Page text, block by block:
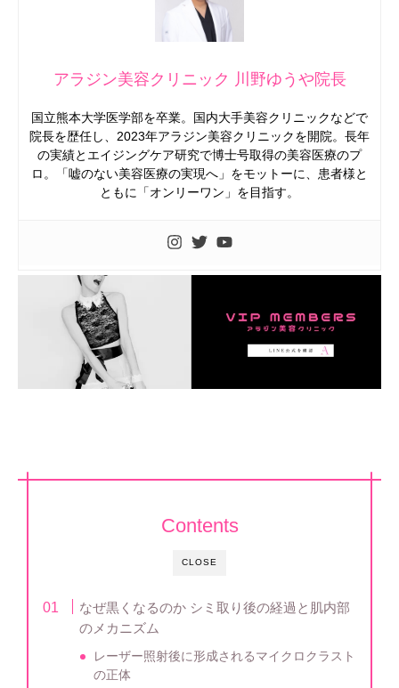
アラジン美容クリニック 川野ゆうや院長
国立熊本大学医学部を卒業。国内大手美容クリニックなどで
院長を歴任し、2023年アラジン美容クリニックを開院。長年
の実績とエイジングケア研究で博士号取得の美容医療のプ
ロ。「嘘のない美容医療の実現へ」をモットーに、患者様と
ともに「オンリーワン」を目指す。
CLOSE
Contents
なぜ黒くなるのか シミ取り後の経過と肌内部
のメカニズム
レーザー照射後に形成されるマイクロクラスト
の正体